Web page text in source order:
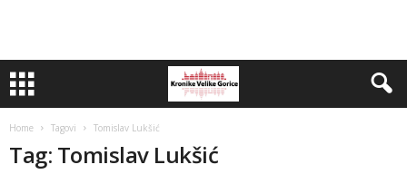
Home Tagovi Tomislav Lukšić
Tag: Tomislav Lukšić